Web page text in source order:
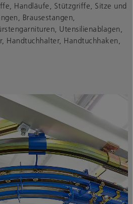
Handläufe, Stützgriffe, Sitze und
Brausestangen,
Utensilienablagen,
Handtuchhalter, Handtuchhaken,